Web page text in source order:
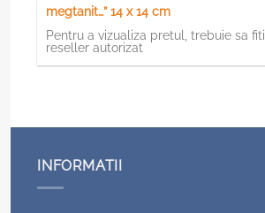
megtanit…” 14 x 14 cm
Pentru a vizualiza pretul, trebuie sa fiti
reseller autorizat
INFORMATII